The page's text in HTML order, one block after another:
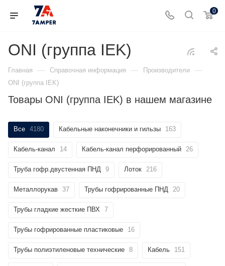
0
ONI (группа IEK)
Главная — Справочная информация — Производители —
ONI (группа IEK)
Товары ONI (группа IEK) в нашем магазине
Все 4180 Кабельные наконечники и гильзы 163
Кабель-канал 14 Кабель-канал перфорированный 26
Труба гофр.двустенная ПНД 9 Лоток 216
Металлорукав 37 Трубы гофрированные ПНД 20
Трубы гладкие жесткие ПВХ 7
Трубы гофрированные пластиковые 16
Трубы полиэтиленовые технические 8 Кабель 151